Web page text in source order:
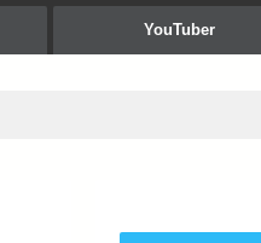
YouTuber